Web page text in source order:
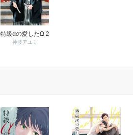
特級αの愛したΩ 2
神波アユミ